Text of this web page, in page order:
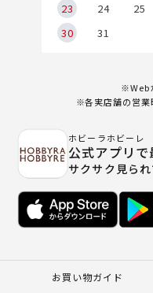
23
24 25
30
31
※Web
※各実店舗の営業
ホビーラホビーレ
公式アプリで
サクサク見ら
お買い物ガイド